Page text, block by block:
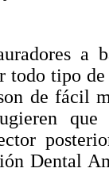
a
todo tipo
de fácil
Dental